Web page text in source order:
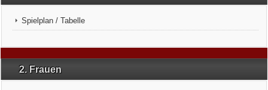
Impressum
Spielplan / Tabelle
2. Frauen